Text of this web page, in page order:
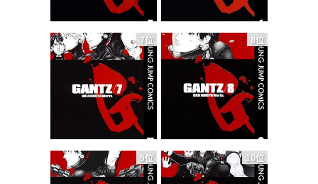
7位 8位
9位 10位